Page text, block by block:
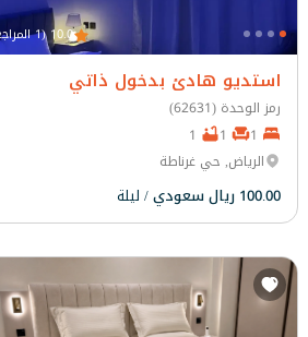
10.0 (1 المراجعة)
استديو هادئ بدخول ذاتي
رمز الوحدة (62631)
الرياض, حي غرناطة
100.00 ريال سعودي / ليلة